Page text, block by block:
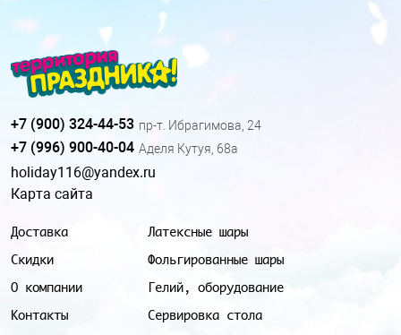
Доставка
Скидки
О компании
Контакты
Латексные шары
Фольгированные шары
Гелий, оборудование
Сервировка стола
+7 (900) 324-44-53 пр-т. Ибрагимова, 24
+7 (996) 900-40-04 Аделя Кутуя, 68а
holiday116@yandex.ru
Карта сайта